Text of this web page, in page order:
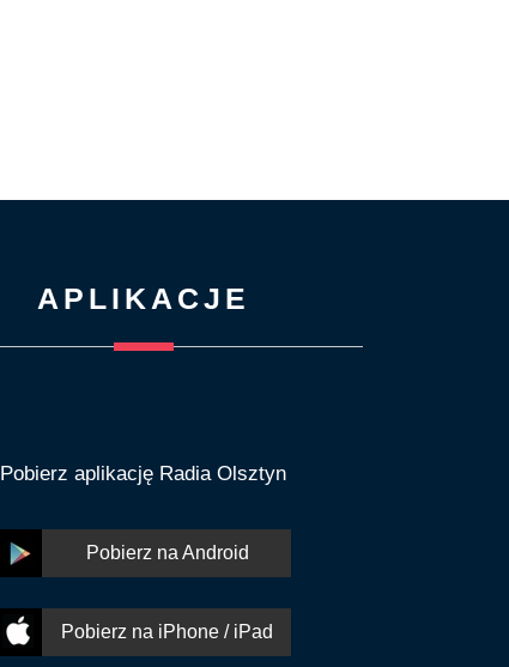
APLIKACJE
Pobierz aplikację Radia Olsztyn
Pobierz na Android
Pobierz na iPhone / iPad